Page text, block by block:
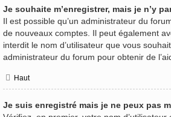
Je souhaite m’enregistrer, mais je n’y
Il est possible qu’un administrateur du
de nouveaux comptes. Il peut également
interdit le nom d’utilisateur que vous
administrateur du forum pour obtenir de
Haut
Je suis enregistré mais je ne peux pas